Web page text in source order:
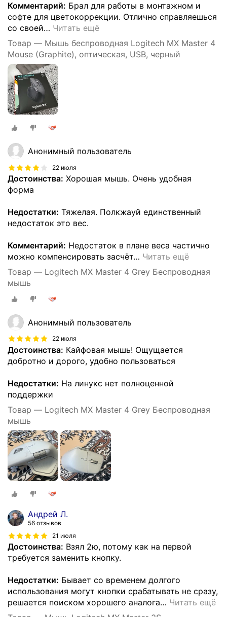
Комментарий: Брал для работы в монтажном и
софте для цветокоррекции. Отлично справляешься
со своей… Читать ещё
Товар — Мышь беспроводная Logitech MX Master 4
Mouse (Graphite), оптическая, USB, черный
Анонимный пользователь
22 июля
Достоинства: Хорошая мышь. Очень удобная
форма
Недостатки: Тяжелая. Полкжауй единственный
недостаток это вес.
Комментарий: Недостаток в плане веса частично
можно компенсировать засчёт… Читать ещё
Товар — Logitech MX Master 4 Grey Беспроводная
мышь
Анонимный пользователь
22 июля
Достоинства: Кайфовая мышь! Ощущается
добротно и дорого, удобно пользоваться
Недостатки: На линукс нет полноценной
поддержки
Товар — Logitech MX Master 4 Grey Беспроводная
мышь
Андрей Л.
56 отзывов
21 июля
Достоинства: Взял 2ю, потому как на первой
требуется заменить кнопку.
Недостатки: Бывает со временем долгого
использования могут кнопки срабатывать не сразу,
решается поиском хорошего аналога… Читать ещё